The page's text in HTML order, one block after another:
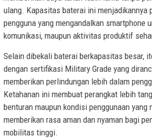
ulang. Kapasitas baterai ini menjadikannya
pengguna yang mengandalkan smartphone
komunikasi, maupun aktivitas produktif
Selain dibekali baterai berkapasitas besar,
dengan sertifikasi Military Grade yang
memberikan perlindungan lebih dalam
Ketahanan ini membuat perangkat lebih
benturan maupun kondisi penggunaan yang
memberikan rasa aman dan nyaman bagi
mobilitas tinggi.